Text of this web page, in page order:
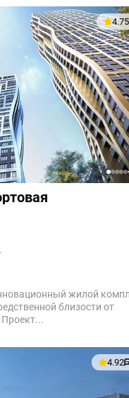
4.75
1234
жилой
близости от
4.92